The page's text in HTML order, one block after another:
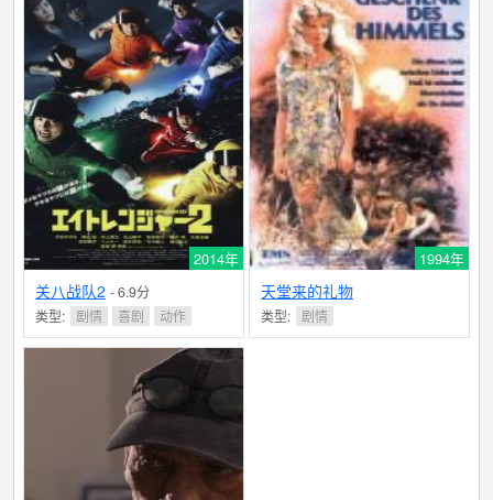
2014年
关八战队2 - 6.9分
类型: 剧情 喜剧 动作
1994年
天堂来的礼物
类型: 剧情